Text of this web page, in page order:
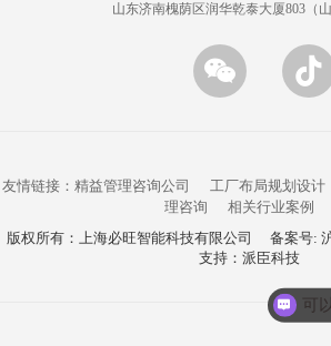
山东济南槐荫区润华乾泰大厦803（山
友情链接： 精益管理咨询公司 工厂布局规划设计
理咨询
相关行业案例
版权所有：上海必旺智能科技有限公司 备案号:
支持： 派臣科技